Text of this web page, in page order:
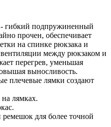
гибкий подпружиненный
прочен, обеспечивает
на спинке рюкзака и
вентиляции между рюкзаком и
перегрев, уменьшая
выносливость.
плечевые лямки создают
лямках.
для более точной